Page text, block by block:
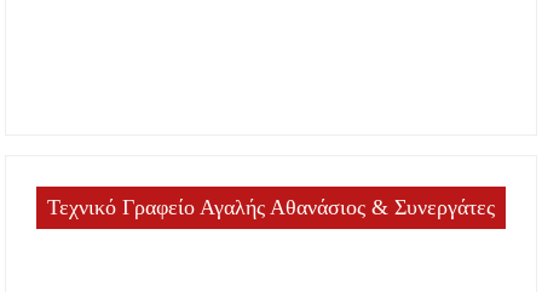
Τεχνικό Γραφείο Αγαλής Αθανάσιος & Συνεργάτες